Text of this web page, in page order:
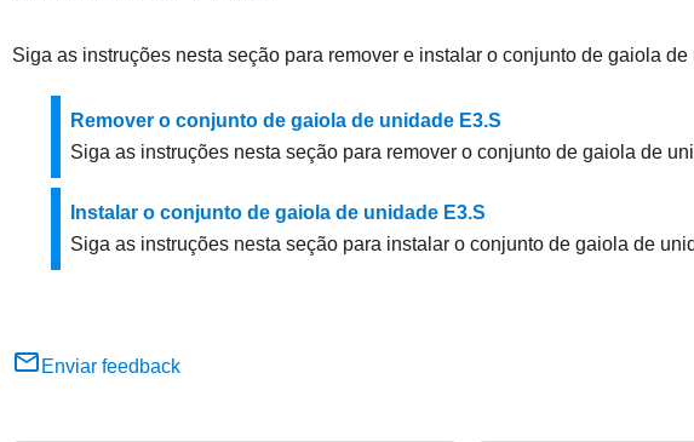
Siga as instruções nesta seção para remover e instalar o conjunto de gaiola de
Remover o conjunto de gaiola de unidade E3.S
Siga as instruções nesta seção para remover o conjunto de gaiola de
Instalar o conjunto de gaiola de unidade E3.S
Siga as instruções nesta seção para instalar o conjunto de gaiola de
Enviar feedback